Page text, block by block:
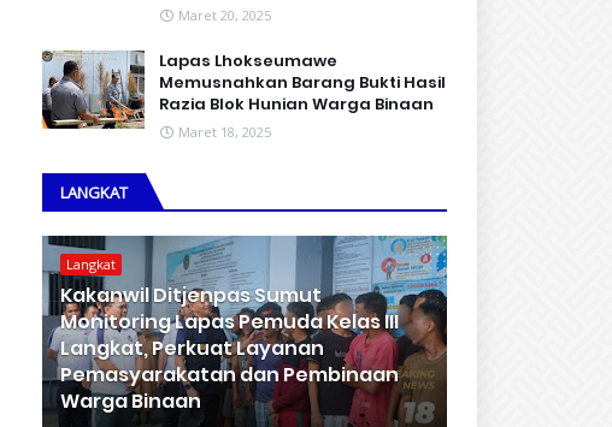
Maret 20, 2025
Lapas Lhokseumawe
Memusnahkan Barang Bukti Hasil
Razia Blok Hunian Warga Binaan
Maret 18, 2025
LANGKAT
Langkat
Kakanwil Ditjenpas Sumut
Monitoring Lapas Pemuda Kelas III
Langkat, Perkuat Layanan
Pemasyarakatan dan Pembinaan
Warga Binaan